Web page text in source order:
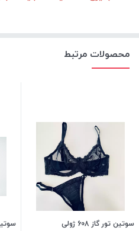
محصولات مرتبط
سوتین تور گاز 608 ژولی